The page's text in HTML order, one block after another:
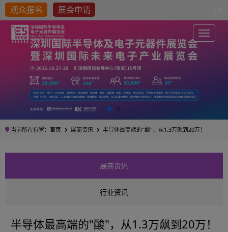
观众报名 展会申请
当前所在位置： 首页 展商资讯 半导体最高端的"酸"，从1.3万飙到20万！
展商资讯
行业资讯
半导体最高端的"酸"，从1.3万飙到20万！